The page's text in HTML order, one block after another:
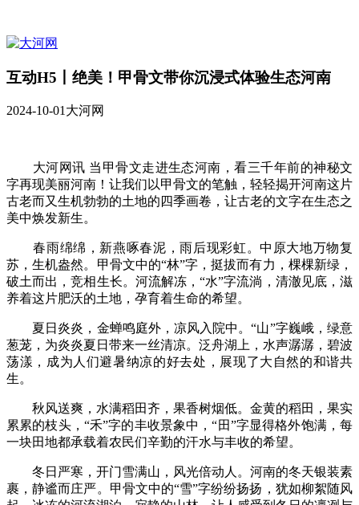
互动H5丨绝美！甲骨文带你沉浸式体验生态河南
2024-10-01大河网
大河网讯 当甲骨文走进生态河南，看三千年前的神秘文
字再现美丽河南！让我们以甲骨文的笔触，轻轻揭开河南这片
古老而又生机勃勃的土地的四季画卷，让古老的文字在生态之
美中焕发新生。
春雨绵绵，新燕啄春泥，雨后现彩虹。中原大地万物复
苏，生机盎然。甲骨文中的“林”字，挺拔而有力，棵棵新绿，
破土而出，竞相生长。河流解冻，“水”字流淌，清澈见底，滋
养着这片肥沃的土地，孕育着生命的希望。
夏日炎炎，金蝉鸣庭外，凉风入院中。“山”字巍峨，绿意
葱茏，为炎炎夏日带来一丝清凉。泛舟湖上，水声潺潺，碧波
荡漾，成为人们避暑纳凉的好去处，展现了大自然的和谐共
生。
秋风送爽，水满稻田齐，果香树烟低。金黄的稻田，果实
累累的枝头，“禾”字的丰收景象中，“田”字显得格外饱满，每
一块田地都承载着农民们辛勤的汗水与丰收的希望。
冬日严寒，开门雪满山，风光倍动人。河南的冬天银装素
裹，静谧而庄严。甲骨文中的“雪”字纷纷扬扬，犹如柳絮随风